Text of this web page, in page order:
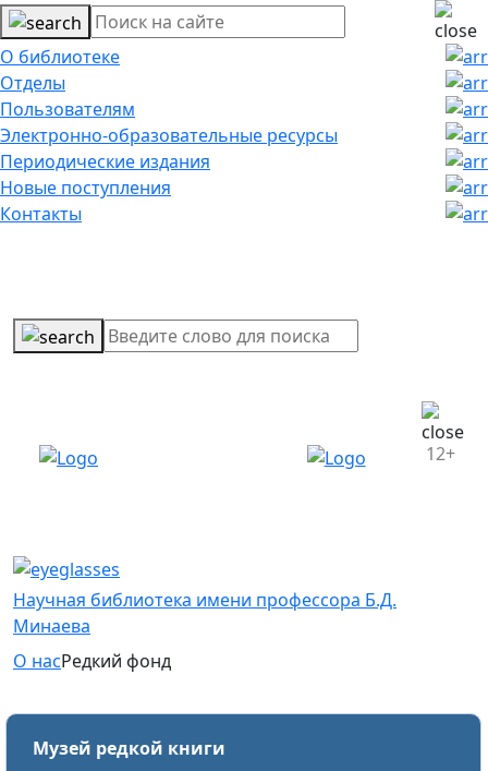
О библиотеке
Отделы
Пользователям
Электронно-образовательные ресурсы
Периодические издания
Новые поступления
Контакты
12+
Научная библиотека имени профессора Б.Д.
Минаева
О насРедкий фонд
Музей редкой книги